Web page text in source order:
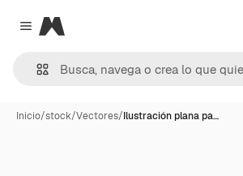
Close menu
Magnific
Inicio/stock/Vectores/Ilustración plana pa…